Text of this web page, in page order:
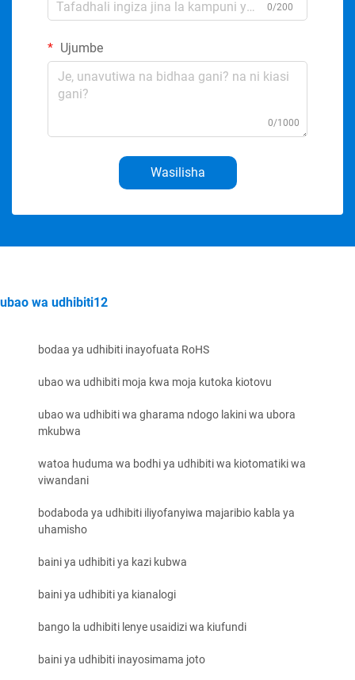
0/200
Ujumbe
0/1000
Wasilisha
ubao wa udhibiti12
bodaa ya udhibiti inayofuata RoHS
ubao wa udhibiti moja kwa moja kutoka kiotovu
ubao wa udhibiti wa gharama ndogo lakini wa ubora
mkubwa
watoa huduma wa bodhi ya udhibiti wa kiotomatiki wa
viwandani
bodaboda ya udhibiti iliyofanyiwa majaribio kabla ya
uhamisho
baini ya udhibiti ya kazi kubwa
baini ya udhibiti ya kianalogi
bango la udhibiti lenye usaidizi wa kiufundi
baini ya udhibiti inayosimama joto